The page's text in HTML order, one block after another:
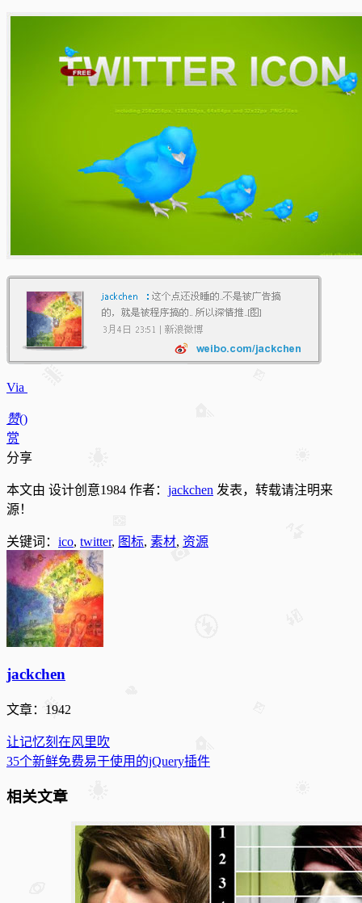
Via
赞()
赏
分享
本文由 设计创意1984 作者： jackchen 发表，转载请注明来
源！
关键词： ico, twitter, 图标, 素材, 资源
jackchen
文章：1942
让记忆刻在风里吹
35个新鲜免费易于使用的jQuery插件
相关文章